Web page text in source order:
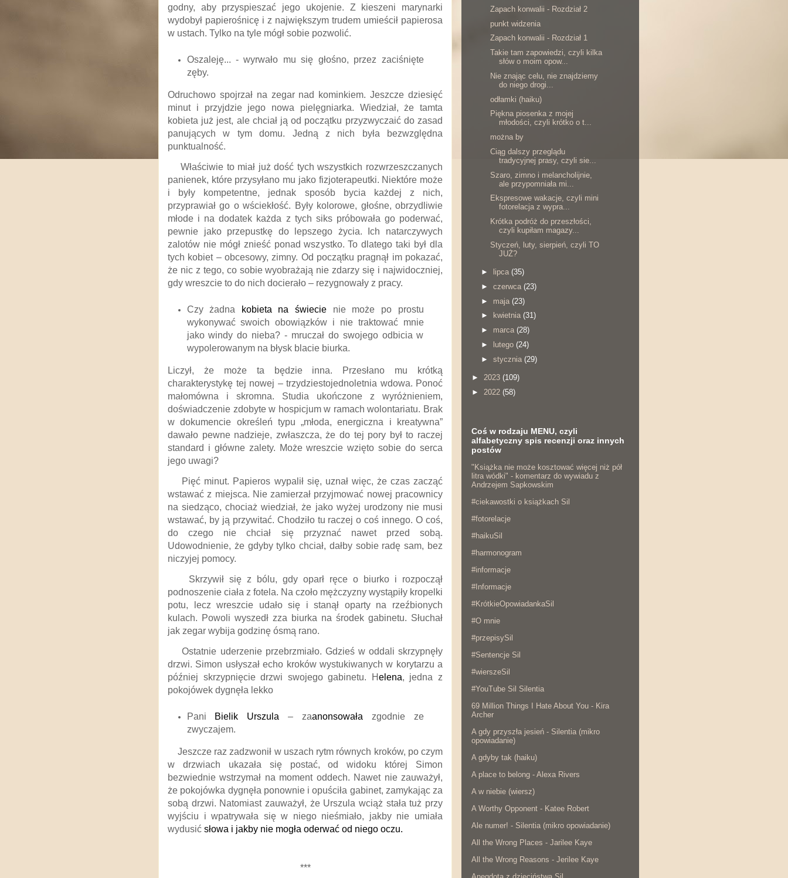
godny, aby przyspieszać jego ukojenie. Z kieszeni marynarki
wydobył papierośnicę i z największym trudem umieścił papierosa
w ustach. Tylko na tyle mógł sobie pozwolić.
Oszaleję... - wyrwało mu się głośno, przez zaciśnięte
zęby.
Odruchowo spojrzał na zegar nad kominkiem. Jeszcze dziesięć
minut i przyjdzie jego nowa pielęgniarka. Wiedział, że tamta
kobieta już jest, ale chciał ją od początku przyzwyczaić do zasad
panujących w tym domu. Jedną z nich była bezwzględna
punktualność.
Właściwie to miał już dość tych wszystkich rozwrzeszczanych
panienek, które przysyłano mu jako fizjoterapeutki. Niektóre może
i były kompetentne, jednak sposób bycia każdej z nich,
przyprawiał go o wściekłość. Były kolorowe, głośne, obrzydliwie
młode i na dodatek każda z tych siks próbowała go poderwać,
pewnie jako przepustkę do lepszego życia. Ich natarczywych
zalotów nie mógł znieść ponad wszystko. To dlatego taki był dla
tych kobiet – obcesowy, zimny. Od początku pragnął im pokazać,
że nic z tego, co sobie wyobrażają nie zdarzy się i najwidoczniej,
gdy wreszcie to do nich docierało – rezygnowały z pracy.
Czy żadna kobieta na świecie nie może po prostu
wykonywać swoich obowiązków i nie traktować mnie
jako windy do nieba? - mruczał do swojego odbicia w
wypolerowanym na błysk blacie biurka.
Liczył, że może ta będzie inna. Przesłano mu krótką
charakterystykę tej nowej – trzydziestojednoletnia wdowa. Ponoć
małomówna i skromna. Studia ukończone z wyróżnieniem,
doświadczenie zdobyte w hospicjum w ramach wolontariatu. Brak
w dokumencie określeń typu „młoda, energiczna i kreatywna”
dawało pewne nadzieje, zwłaszcza, że do tej pory był to raczej
standard i główne zalety. Może wreszcie wzięto sobie do serca
jego uwagi?
Pięć minut. Papieros wypalił się, uznał więc, że czas zacząć
wstawać z miejsca. Nie zamierzał przyjmować nowej pracownicy
na siedząco, chociaż wiedział, że jako wyżej urodzony nie musi
wstawać, by ją przywitać. Chodziło tu raczej o coś innego. O coś,
do czego nie chciał się przyznać nawet przed sobą.
Udowodnienie, że gdyby tylko chciał, dałby sobie radę sam, bez
niczyjej pomocy.
Skrzywił się z bólu, gdy oparł ręce o biurko i rozpoczął
podnoszenie ciała z fotela. Na czoło mężczyzny wystąpiły kropelki
potu, lecz wreszcie udało się i stanął oparty na rzeźbionych
kulach. Powoli wyszedł zza biurka na środek gabinetu. Słuchał
jak zegar wybija godzinę ósmą rano.
Ostatnie uderzenie przebrzmiało. Gdzieś w oddali skrzypnęły
drzwi. Simon usłyszał echo kroków wystukiwanych w korytarzu a
później skrzypnięcie drzwi swojego gabinetu. Helena, jedna z
pokojówek dygnęła lekko
Pani Bielik Urszula– zaanonsowała zgodnie ze
zwyczajem.
Jeszcze raz zadzwonił w uszach rytm równych kroków, po czym
w drzwiach ukazała się postać, od widoku której Simon
bezwiednie wstrzymał na moment oddech. Nawet nie zauważył,
że pokojówka dygnęła ponownie i opuściła gabinet, zamykając za
sobą drzwi. Natomiast zauważył, że Urszula wciąż stała tuż przy
wyjściu i wpatrywała się w niego nieśmiało, jakby nie umiała
wydusić słowa i jakby nie mogła oderwać od niego oczu.
***
Zapach konwalii - Rozdział 2
punkt widzenia
Zapach konwalii - Rozdział 1
Takie tam zapowiedzi, czyli kilka
słów o moim opow...
Nie znając celu, nie znajdziemy
do niego drogi...
odłamki (haiku)
Piękna piosenka z mojej
młodości, czyli krótko o t...
można by
Ciąg dalszy przeglądu
tradycyjnej prasy, czyli sie...
Szaro, zimno i melancholijnie,
ale przypomniała mi...
Ekspresowe wakacje, czyli mini
fotorelacja z wypra...
Krótka podróż do przeszłości,
czyli kupiłam magazy...
Styczeń, luty, sierpień, czyli TO
JUŻ?
► lipca (35)
► czerwca (23)
► maja (23)
►
kwietnia (31)
► marca (28)
►
lutego (24)
► stycznia (29)
► 2023 (109)
► 2022 (58)
Coś w rodzaju MENU, czyli
alfabetyczny spis recenzji oraz innych
postów
"Książka nie może kosztować więcej niż pół
litra wódki" - komentarz do wywiadu z
Andrzejem Sapkowskim
#ciekawostki o książkach Sil
#fotorelacje
#haikuSil
#harmonogram
#informacje
#Informacje
#KrótkieOpowiadankaSil
#O mnie
#przepisySil
#Sentencje Sil
#wierszeSil
#YouTube Sil Silentia
69 Million Things I Hate About You - Kira
Archer
A gdy przyszła jesień - Silentia (mikro
opowiadanie)
A gdyby tak (haiku)
A place to belong - Alexa Rivers
A w niebie (wiersz)
A Worthy Opponent - Katee Robert
Ale numer! - Silentia (mikro opowiadanie)
All the Wrong Places - Jarilee Kaye
All the Wrong Reasons - Jerilee Kaye